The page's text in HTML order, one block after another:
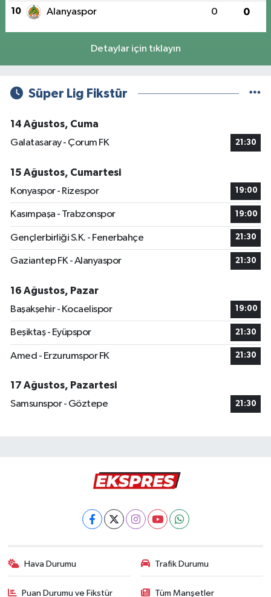
10 Alanyaspor 0 0
Detaylar için tıklayın
Süper Lig Fikstür
14 Ağustos, Cuma
Galatasaray - Çorum FK
21:30
15 Ağustos, Cumartesi
Konyaspor - Rizespor
19:00
Kasımpaşa - Trabzonspor 19:00
Gençlerbirliği S.K. - Fenerbahçe 21:30
Gaziantep FK - Alanyaspor 21:30
16 Ağustos, Pazar
Başakşehir - Kocaelispor
19:00
Beşiktaş - Eyüpspor 21:30
Amed - Erzurumspor FK 21:30
17 Ağustos, Pazartesi
Samsunspor - Göztepe
21:30
Hava Durumu Trafik Durumu
Puan Durumu ve Fikstür Tüm Manşetler